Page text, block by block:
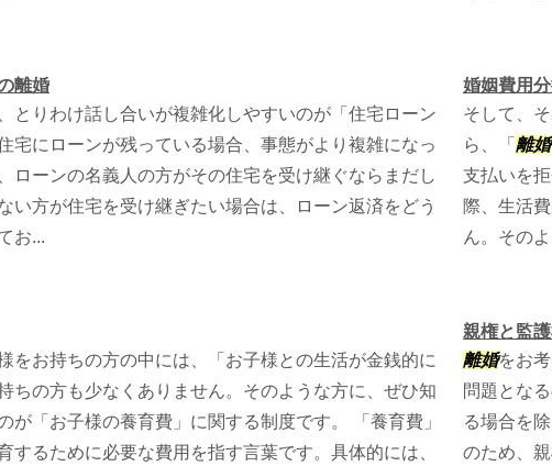
離婚
とりわけ話し合いが複雑化しやすいのが「住宅ローン
宅にローンが残っている場合、事態がより複雑になっ
ローンの名義人の方がその住宅を受け継ぐならまだし
い方が住宅を受け継ぎたい場合は、ローン返済をどう
お...
婚姻費用
そして、
ら、「 離婚
支払いを
際、生活
ん。その
をお持ちの方の中には、「お子様との生活が金銭的に
ちの方も少なくありません。そのような方に、ぜひ知
が「お子様の養育費」に関する制度です。 「養育費」
するために必要な費用を指す言葉です。具体的には、
親権と監
離婚をお
問題とな
る場合を
のため、